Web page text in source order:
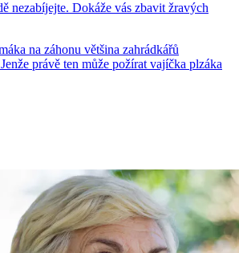
nezabíjejte. Dokáže vás zbavit žravých
na záhonu většina zahrádkářů
právě ten může požírat vajíčka plzáka